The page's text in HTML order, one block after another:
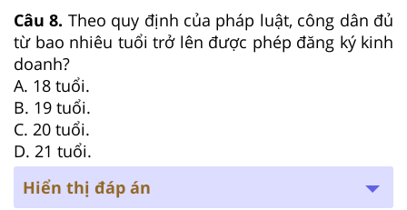
Câu 8. Theo quy định của pháp luật, công dân đủ
từ bao nhiêu tuổi trở lên được phép đăng ký kinh
doanh?
A. 18 tuổi.
B. 19 tuổi.
C. 20 tuổi.
D. 21 tuổi.
Hiển thị đáp án